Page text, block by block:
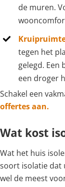
de muren.
tegen het
gelegd. Een
een droger
Schakel een
offertes aan.
Wat kost
Wat het huis
soort isolatie dat
wel de meest